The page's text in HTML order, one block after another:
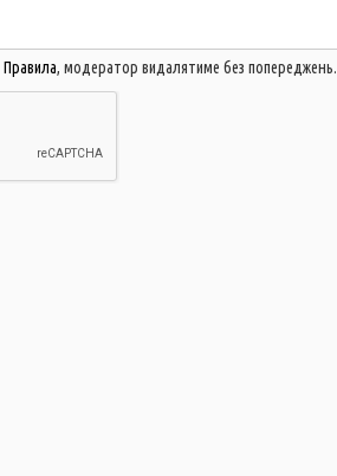
Правила, модератор видалятиме без попереджень.